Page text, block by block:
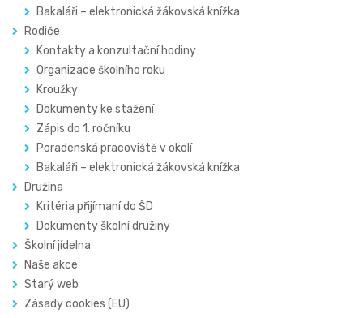
Bakaláři – elektronická žákovská knížka
Rodiče
Kontakty a konzultační hodiny
Organizace školního roku
Kroužky
Dokumenty ke stažení
Zápis do 1. ročníku
Poradenská pracoviště v okolí
Bakaláři – elektronická žákovská knížka
Družina
Kritéria přijímaní do ŠD
Dokumenty školní družiny
Školní jídelna
Naše akce
Starý web
Zásady cookies (EU)